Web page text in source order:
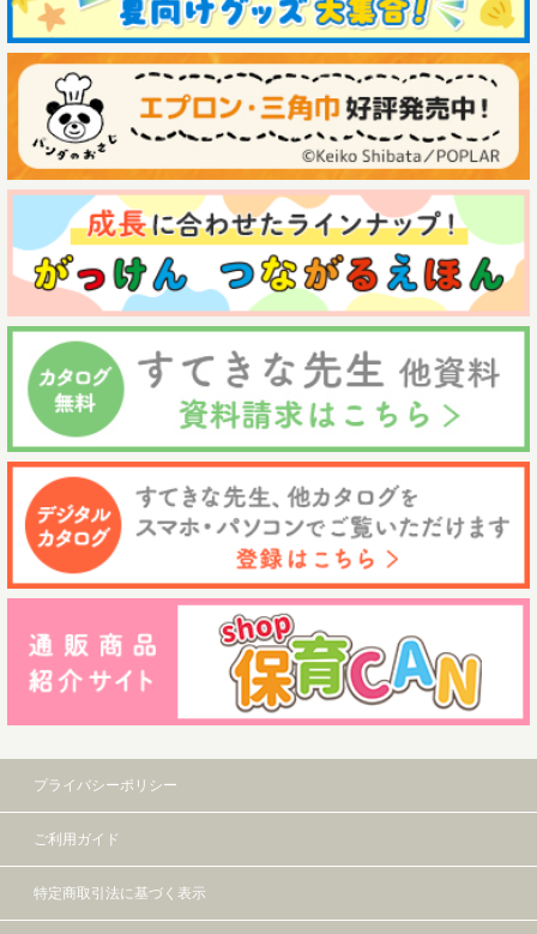
プライバシーポリシー
ご利用ガイド
特定商取引法に基づく表示